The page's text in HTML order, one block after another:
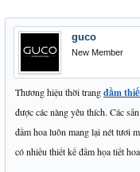
guco
New Member
Thương hiệu thời trangđầm
được các nàng yêu thích. Các
đầm hoa luôn mang lại nét tươi
có nhiều thiết kế đầm họa tiết